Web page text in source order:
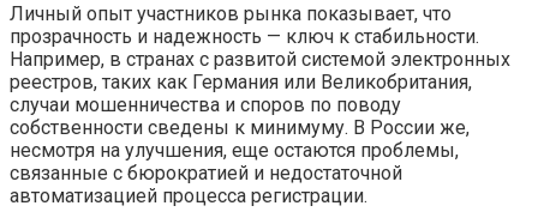
Личный опыт участников рынка показывает, что
прозрачность и надежность — ключ к стабильности.
Например, в странах с развитой системой электронных
реестров, таких как Германия или Великобритания,
случаи мошенничества и споров по поводу
собственности сведены к минимуму. В России же,
несмотря на улучшения, еще остаются проблемы,
связанные с бюрократией и недостаточной
автоматизацией процесса регистрации.